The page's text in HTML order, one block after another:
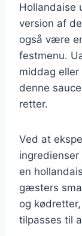
Hollandaise
version af
også være
festmenu.
middag
denne
retter.
Ved at
en
gæsters
og
tilpasses til